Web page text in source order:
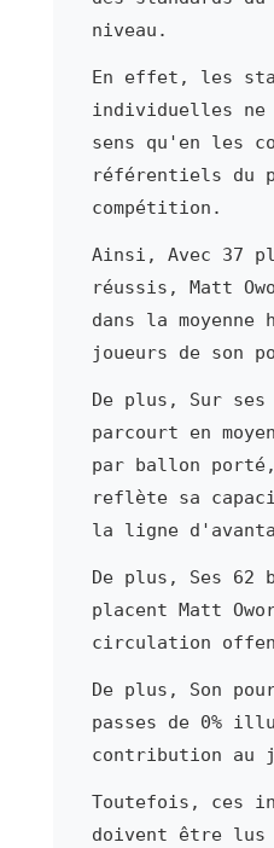
niveau.
En effet, les
individuelles ne
sens qu'en les
référentiels du
compétition.
Ainsi, Avec 37
réussis, Matt
dans la moyenne
joueurs de son
De plus, Sur
parcourt en
par ballon
reflète sa
la ligne
De plus, Ses 62
placent Matt
circulation
De plus, Son
passes de 0%
contribution au
Toutefois, ces
doivent être lus